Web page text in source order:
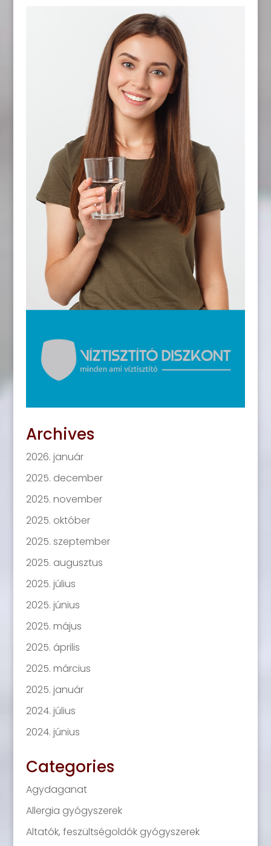
Archives
2026. január
2025. december
2025. november
2025. október
2025. szeptember
2025. augusztus
2025. július
2025. június
2025. május
2025. április
2025. március
2025. január
2024. július
2024. június
Categories
Agydaganat
Allergia gyógyszerek
Altatók, feszültségoldók gyógyszerek